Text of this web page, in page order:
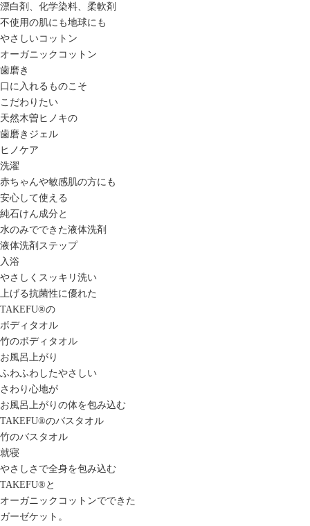
漂白剤、化学染料、柔軟剤
不使用の肌にも地球にも
やさしいコットン
オーガニックコットン
歯磨き
口に入れるものこそ
こだわりたい
天然木曽ヒノキの
歯磨きジェル
ヒノケア
洗濯
赤ちゃんや敏感肌の方にも
安心して使える
純石けん成分と
水のみでできた液体洗剤
液体洗剤ステップ
入浴
やさしくスッキリ洗い
上げる抗菌性に優れた
TAKEFU®️の
ボディタオル
竹のボディタオル
お風呂上がり
ふわふわしたやさしい
さわり心地が
お風呂上がりの体を包み込む
TAKEFU®のバスタオル
竹のバスタオル
就寝
やさしさで全身を包み込む
TAKEFU®と
オーガニックコットンでできた
ガーゼケット。